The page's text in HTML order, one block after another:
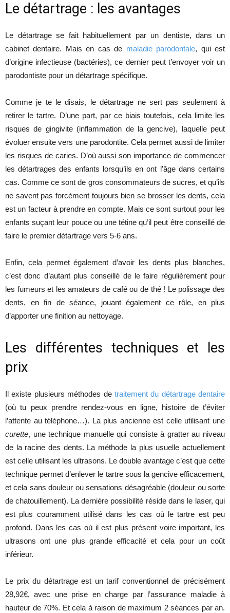
Le détartrage : les avantages
Le détartrage se fait habituellement par un dentiste, dans un
cabinet dentaire. Mais en cas de maladie parodontale, qui est
d’origine infectieuse (bactéries), ce dernier peut t’envoyer voir un
parodontiste pour un détartrage spécifique.
Comme je te le disais, le détartrage ne sert pas seulement à
retirer le tartre. D’une part, par ce biais toutefois, cela limite les
risques de gingivite (inflammation de la gencive), laquelle peut
évoluer ensuite vers une parodontite. Cela permet aussi de limiter
les risques de caries. D’où aussi son importance de commencer
les détartrages des enfants lorsqu’ils en ont l’âge dans certains
cas. Comme ce sont de gros consommateurs de sucres, et qu’ils
ne savent pas forcément toujours bien se brosser les dents, cela
est un facteur à prendre en compte. Mais ce sont surtout pour les
enfants suçant leur pouce ou une tétine qu’il peut être conseillé de
faire le premier détartrage vers 5-6 ans.
Enfin, cela permet également d’avoir les dents plus blanches,
c’est donc d’autant plus conseillé de le faire régulièrement pour
les fumeurs et les amateurs de café ou de thé ! Le polissage des
dents, en fin de séance, jouant également ce rôle, en plus
d’apporter une finition au nettoyage.
Les différentes techniques et les
prix
Il existe plusieurs méthodes de traitement du détartrage dentaire
(où tu peux prendre rendez-vous en ligne, histoire de t’éviter
l’attente au téléphone…). La plus ancienne est celle utilisant une
curette, une technique manuelle qui consiste à gratter au niveau
de la racine des dents. La méthode la plus usuelle actuellement
est celle utilisant les ultrasons. Le double avantage c’est que cette
technique permet d’enlever le tartre sous la gencive efficacement,
et cela sans douleur ou sensations désagréable (douleur ou sorte
de chatouillement). La dernière possibilité réside dans le laser, qui
est plus couramment utilisé dans les cas où le tartre est peu
profond. Dans les cas où il est plus présent voire important, les
ultrasons ont une plus grande efficacité et cela pour un coût
inférieur.
Le prix du détartrage est un tarif conventionnel de précisément
28,92€, avec une prise en charge par l’assurance maladie à
hauteur de 70%. Et cela à raison de maximum 2 séances par an.